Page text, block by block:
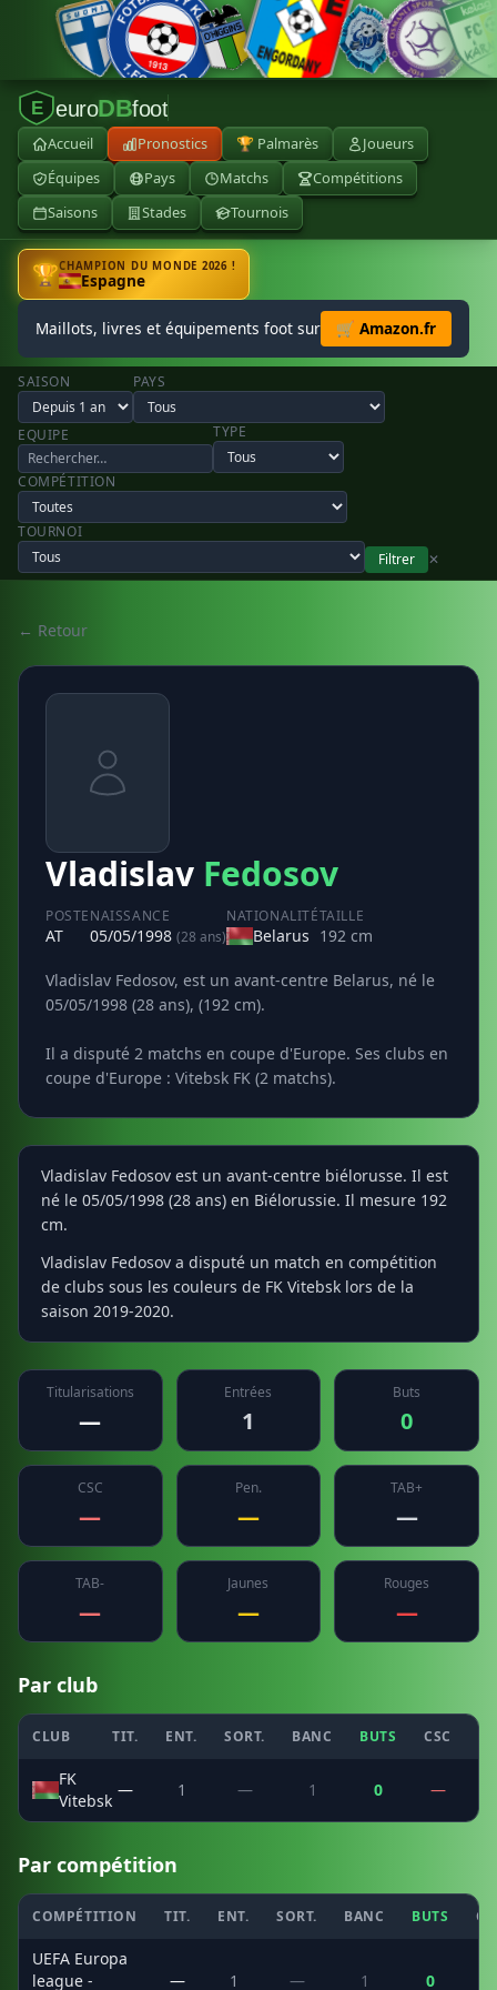
E euroDBfoot
Accueil Pronostics 🏆 Palmarès
Joueurs
Équipes
Pays Matchs
Compétitions
Saisons
Stades Tournois
🏆CHAMPION DU MONDE 2026 !
Espagne
Maillots, livres et équipements foot sur 🛒 Amazon.fr
SAISON PAYS
EQUIPE TYPE
COMPÉTITION
TOURNOI
Filtrer
✕
← Retour
Vladislav Fedosov
POSTE
AT
NAISSANCE
05/05/1998 (28 ans)
NATIONALITÉ
Belarus
TAILLE
192 cm
Vladislav Fedosov, est un avant-centre Belarus, né le
05/05/1998 (28 ans), (192 cm).
Il a disputé 2 matchs en coupe d'Europe. Ses clubs en
coupe d'Europe : Vitebsk FK (2 matchs).
Vladislav Fedosov est un avant-centre biélorusse. Il est
né le 05/05/1998 (28 ans) en Biélorussie. Il mesure 192
cm.
Vladislav Fedosov a disputé un match en compétition
de clubs sous les couleurs de FK Vitebsk lors de la
saison 2019-2020.
Titularisations
—
Entrées
1
Buts
0
CSC
—
Pen.
—
TAB+
—
TAB-
—
Jaunes
—
Rouges
—
Par club
CLUB TIT. ENT. SORT. BANC BUTS CSC
FK
Vitebsk
— 1 — 1 0 —
Par compétition
COMPÉTITION TIT. ENT. SORT. BANC BUTS
UEFA Europa
league -
— 1 — 1 0